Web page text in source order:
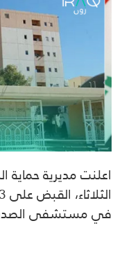
اعلنت مديرية
في مستشفى الصدر